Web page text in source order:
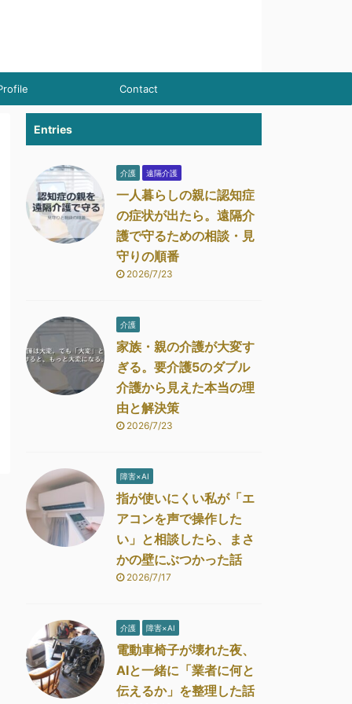
Contact
Entries
介護 遠隔介護
一人暮らしの親に認知症
の症状が出たら。遠隔介
護で守るための相談・見
守りの順番
2026/7/23
介護
家族・親の介護が大変す
ぎる。要介護5のダブル
介護から見えた本当の理
由と解決策
2026/7/23
障害×AI
指が使いにくい私が「エ
アコンを声で操作した
い」と相談したら、まさ
かの壁にぶつかった話
2026/7/17
介護 障害×AI
電動車椅子が壊れた夜、
AIと一緒に「業者に何と
伝えるか」を整理した話